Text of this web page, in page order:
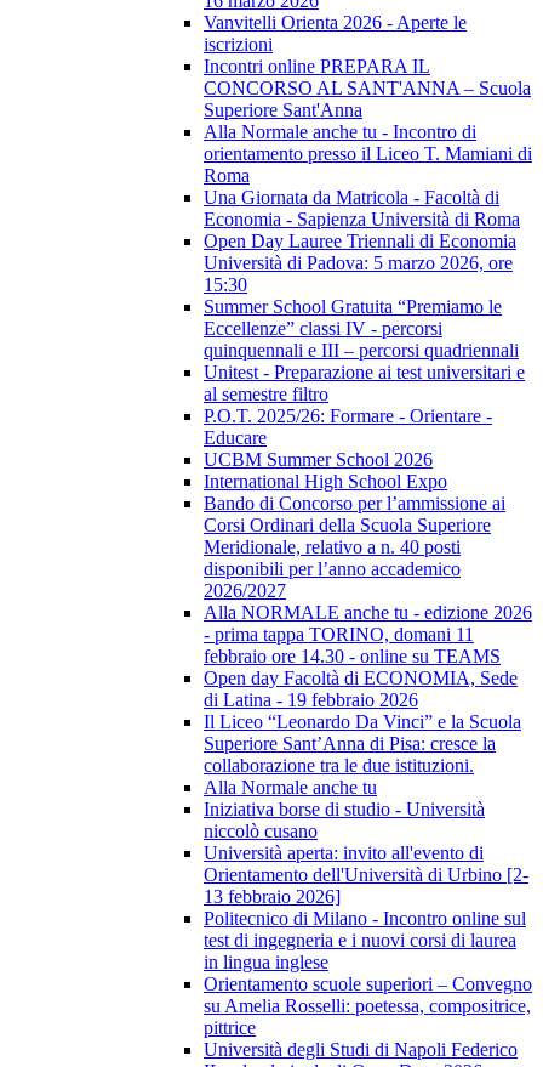
Vanvitelli Orienta 2026 - Aperte le
iscrizioni
Incontri online PREPARA IL
CONCORSO AL SANT'ANNA – Scuola
Superiore Sant'Anna
Alla Normale anche tu - Incontro di
orientamento presso il Liceo T. Mamiani di
Roma
Una Giornata da Matricola - Facoltà di
Economia - Sapienza Università di Roma
Open Day Lauree Triennali di Economia
Università di Padova: 5 marzo 2026, ore
15:30
Summer School Gratuita “Premiamo le
Eccellenze” classi IV - percorsi
quinquennali e III – percorsi quadriennali
Unitest - Preparazione ai test universitari e
al semestre filtro
P.O.T. 2025/26: Formare - Orientare -
Educare
UCBM Summer School 2026
International High School Expo
Bando di Concorso per l’ammissione ai
Corsi Ordinari della Scuola Superiore
Meridionale, relativo a n. 40 posti
disponibili per l’anno accademico
2026/2027
Alla NORMALE anche tu - edizione 2026
- prima tappa TORINO, domani 11
febbraio ore 14.30 - online su TEAMS
Open day Facoltà di ECONOMIA, Sede
di Latina - 19 febbraio 2026
Il Liceo “Leonardo Da Vinci” e la Scuola
Superiore Sant’Anna di Pisa: cresce la
collaborazione tra le due istituzioni.
Alla Normale anche tu
Iniziativa borse di studio - Università
niccolò cusano
Università aperta: invito all'evento di
Orientamento dell'Università di Urbino [2-
13 febbraio 2026]
Politecnico di Milano - Incontro online sul
test di ingegneria e i nuovi corsi di laurea
in lingua inglese
Orientamento scuole superiori – Convegno
su Amelia Rosselli: poetessa, compositrice,
pittrice
Università degli Studi di Napoli Federico